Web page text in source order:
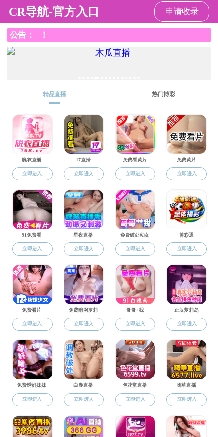
黑料官网
当前位置：黑料官网>学科建设 >科研机构
学科建设
学科概况
科研机构
科研成果
科研机构
黑料官网 “天瑞